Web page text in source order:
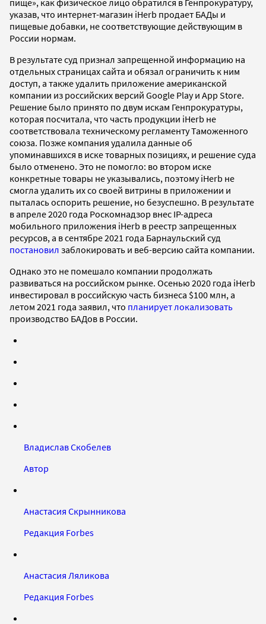
пище», как физическое лицо обратился в Генпрокуратуру,
указав, что интернет-магазин iHerb продает БАДы и
пищевые добавки, не соответствующие действующим в
России нормам.
В результате суд признал запрещенной информацию на
отдельных страницах сайта и обязал ограничить к ним
доступ, а также удалить приложение американской
компании из российских версий Google Play и App Store.
Решение было принято по двум искам Генпрокуратуры,
которая посчитала, что часть продукции iHerb не
соответствовала техническому регламенту Таможенного
союза. Позже компания удалила данные об
упоминавшихся в иске товарных позициях, и решение суда
было отменено. Это не помогло: во втором иске
конкретные товары не указывались, поэтому iHerb не
смогла удалить их со своей витрины в приложении и
пыталась оспорить решение, но безуспешно. В результате
в апреле 2020 года Роскомнадзор внес IP-адреса
мобильного приложения iHerb в реестр запрещенных
ресурсов, а в сентябре 2021 года Барнаульский суд
постановил заблокировать и веб-версию сайта компании.
Однако это не помешало компании продолжать
развиваться на российском рынке. Осенью 2020 года iHerb
инвестировал в российскую часть бизнеса $100 млн, а
летом 2021 года заявил, что планирует локализовать
производство БАДов в России.
Владислав Скобелев
Автор
Анастасия Скрынникова
Редакция Forbes
Анастасия Ляликова
Редакция Forbes